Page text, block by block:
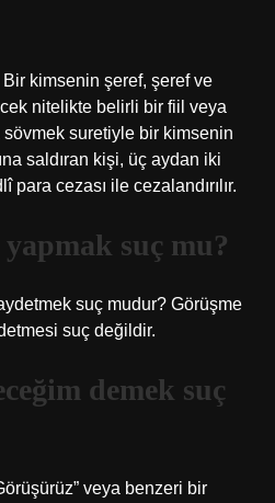
kimsenin şeref, şeref ve
nitelikte belirli bir fiil veya
suretiyle bir kimsenin
saldıran kişi, üç aydan iki
para cezası ile cezalandırılır.
yapmak suç mu?
suç mudur? Görüşme
suç değildir.
demek suç
veya benzeri bir